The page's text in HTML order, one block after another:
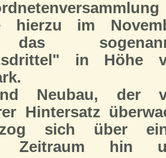
hierzu im
in Höhe
Neubau, der
Hintersatz
sich über
Zeitraum hin